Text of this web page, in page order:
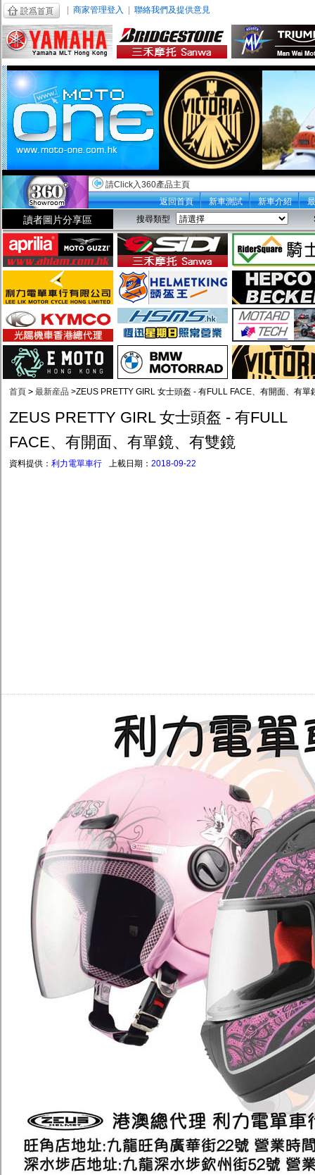
商家管理登入 聯絡我們及提供意見
請Click入360產品主頁
返回首頁
新車測試 新車介紹
讀者圖片分享區 搜尋類型
首頁 > 最新産品 >ZEUS PRETTY GIRL 女士頭盔 - 有FULL FACE、有開面、有單
ZEUS PRETTY GIRL 女士頭盔 - 有FULL
FACE、有開面、有單鏡、有雙鏡
資料提供： 利力電單車行 上載日期： 2018-09-22